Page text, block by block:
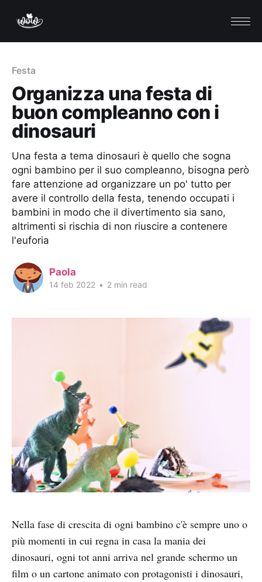
Festa
Organizza una festa di
buon compleanno con i
dinosauri
Una festa a tema dinosauri è quello che sogna
ogni bambino per il suo compleanno, bisogna però
fare attenzione ad organizzare un po' tutto per
avere il controllo della festa, tenendo occupati i
bambini in modo che il divertimento sia sano,
altrimenti si rischia di non riuscire a contenere
l'euforia
Paola
14 feb 2022 • 2 min read
Nella fase di crescita di ogni bambino c'è sempre uno o
più momenti in cui regna in casa la mania dei
dinosauri, ogni tot anni arriva nel grande schermo un
film o un cartone animato con protagonisti i dinosauri,